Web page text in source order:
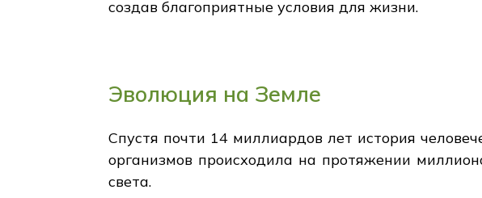
создав благоприятные условия для жизни.
Эволюция на Земле
Спустя почти 14 миллиардов лет история
организмов происходила на протяжении
света.